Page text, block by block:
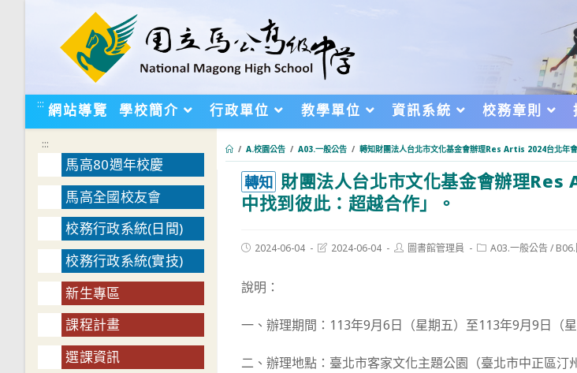
::: 網站導覽 學校簡介 行政單位 教學單位 資訊系統 校務章則
/ A.校園公告 / A03.一般公告 / 轉知財團法人台北市文化基金會辦理Res Artis 2024台北年
轉知 財團法人台北市文化基金會辦理
中找到彼此：超越合作」。
Post2024-06-04
Post2024-06-04
Post圖書館管理員
PostA03.一般公告/
說明：
一、辦理期間：113年9月6日（星期五）至113年9月9日（
二、辦理地點：臺北市客家文化主題公園（臺北市中正區
:::
馬高80週年校慶
馬高全國校友會
校務行政系統(日間)
校務行政系統(實技)
新生專區
課程計畫
選課資訊